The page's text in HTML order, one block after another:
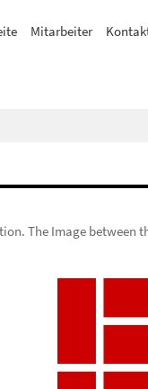
Mitarbeiter
The Image between